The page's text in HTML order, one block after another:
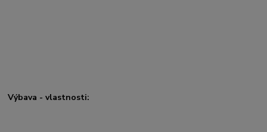
Výbava - vlastnosti: